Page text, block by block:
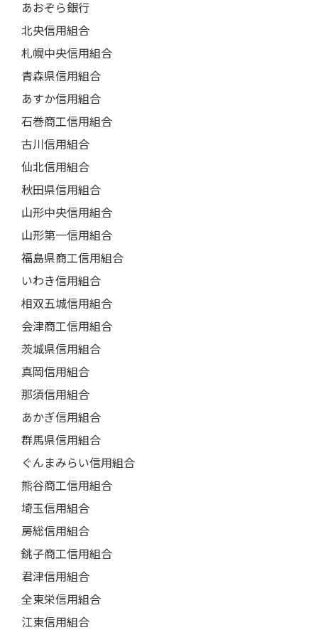
あおぞら銀行
北央信用組合
札幌中央信用組合
青森県信用組合
あすか信用組合
石巻商工信用組合
古川信用組合
仙北信用組合
秋田県信用組合
山形中央信用組合
山形第一信用組合
福島県商工信用組合
いわき信用組合
相双五城信用組合
会津商工信用組合
茨城県信用組合
真岡信用組合
那須信用組合
あかぎ信用組合
群馬県信用組合
ぐんまみらい信用組合
熊谷商工信用組合
埼玉信用組合
房総信用組合
銚子商工信用組合
君津信用組合
全東栄信用組合
江東信用組合